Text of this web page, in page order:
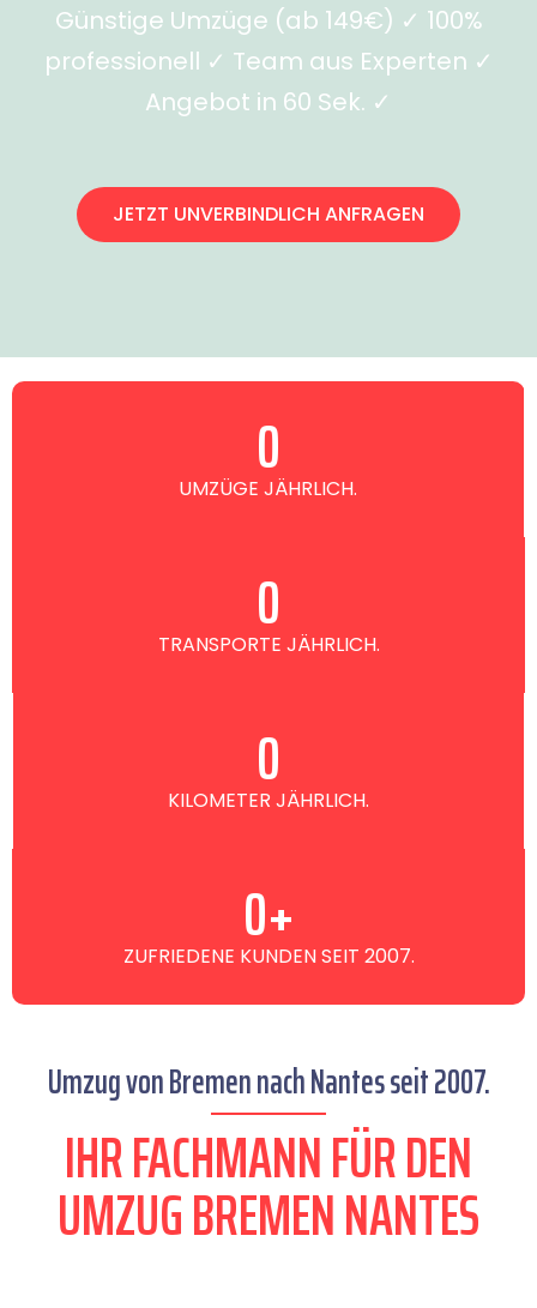
Günstige Umzüge (ab 149€) ✓ 100%
professionell ✓ Team aus Experten ✓
Angebot in 60 Sek. ✓
JETZT UNVERBINDLICH ANFRAGEN
UMZÜGE JÄHRLICH.
0
TRANSPORTE JÄHRLICH.
0
KILOMETER JÄHRLICH.
0
ZUFRIEDENE KUNDEN SEIT 2007.
0+
Umzug von Bremen nach Nantes seit 2007.
IHR FACHMANN FÜR DEN
UMZUG BREMEN NANTES